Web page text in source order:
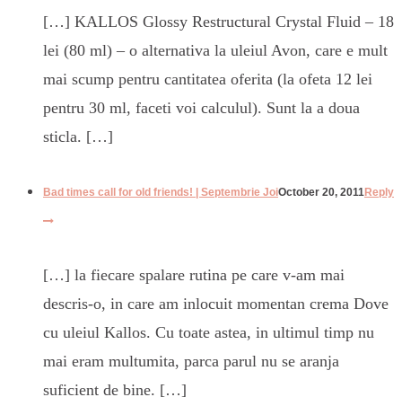
[…] KALLOS Glossy Restructural Crystal Fluid – 18
lei (80 ml) – o alternativa la uleiul Avon, care e mult
mai scump pentru cantitatea oferita (la ofeta 12 lei
pentru 30 ml, faceti voi calculul). Sunt la a doua
sticla. […]
Bad times call for old friends! | Septembrie JoiOctober 20, 2011Reply
[…] la fiecare spalare rutina pe care v-am mai
descris-o, in care am inlocuit momentan crema Dove
cu uleiul Kallos. Cu toate astea, in ultimul timp nu
mai eram multumita, parca parul nu se aranja
suficient de bine. […]